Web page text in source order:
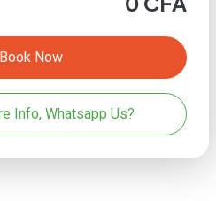
Book Now
Info, Whatsapp Us?